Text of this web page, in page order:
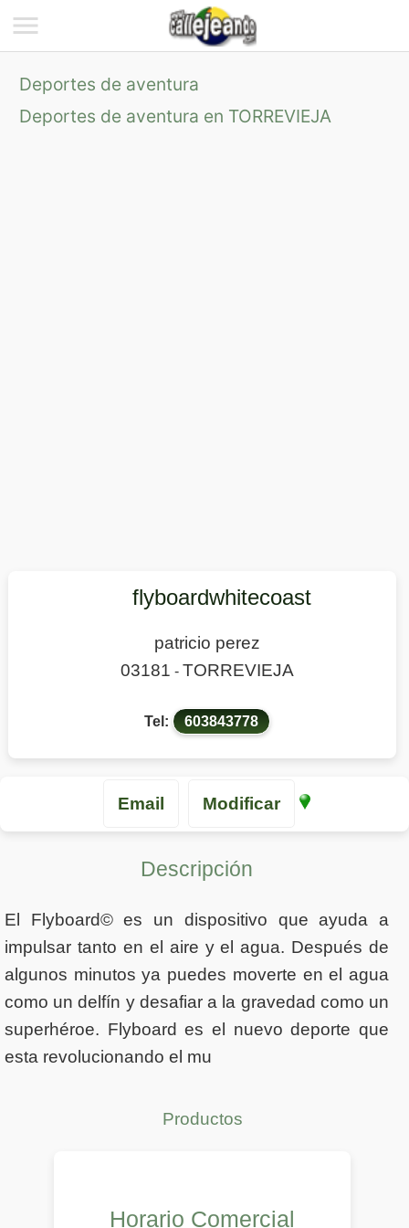
Deportes de aventura
Deportes de aventura en TORREVIEJA
flyboardwhitecoast
patricio perez
03181 - TORREVIEJA
Tel: 603843778
Email Modificar
Descripción
El Flyboard© es un dispositivo que ayuda a
impulsar tanto en el aire y el agua. Después de
algunos minutos ya puedes moverte en el agua
como un delfín y desafiar a la gravedad como un
superhéroe. Flyboard es el nuevo deporte que
esta revolucionando el mu
Productos
Horario Comercial